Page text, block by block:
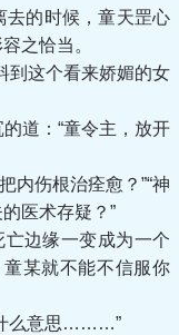
的时候，童天罡心
之恰当。
这个看来娇媚的女
道：“童令主，放开
伤根治痊愈？”“神
医术存疑？”
边缘一变成为一个
某就不能不信服你
么意思………”